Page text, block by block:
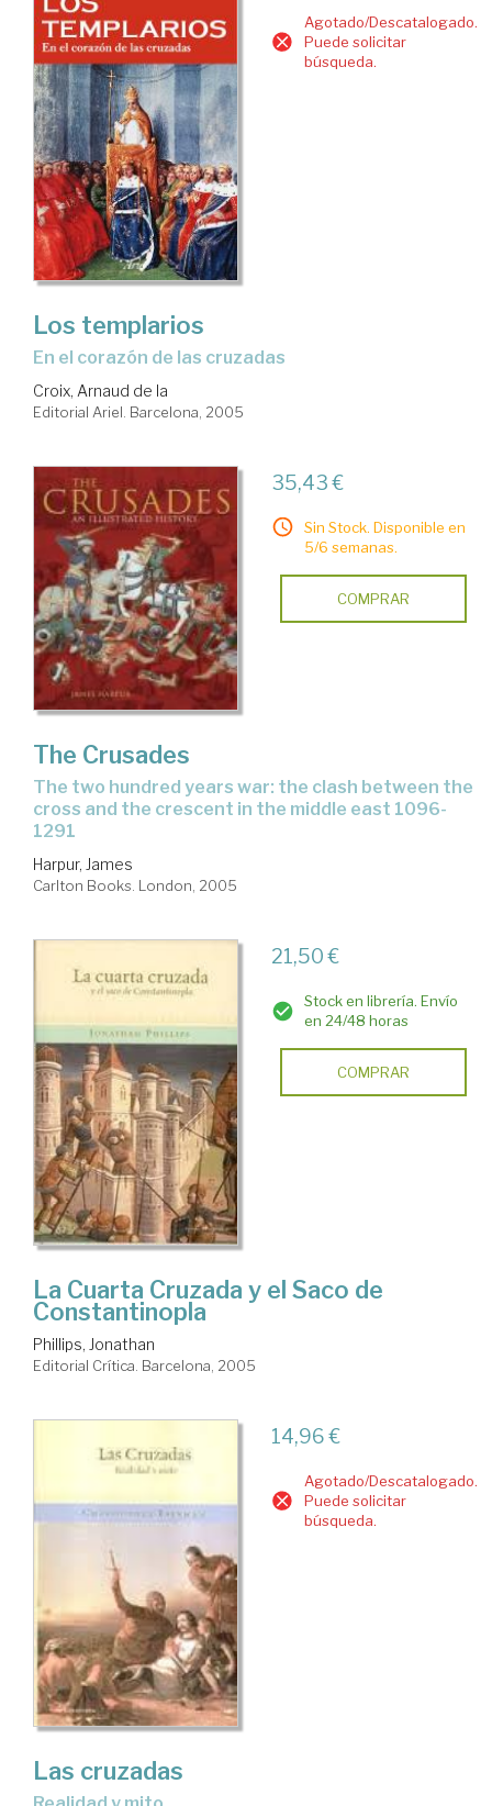
Agotado/Descatalogado.
Puede solicitar
búsqueda.
Los templarios
en el corazón de las cruzadas
Croix, Arnaud de la
Editorial Ariel. Barcelona, 2005
35,43 €
Sin Stock. Disponible en
5/6 semanas.
COMPRAR
The Crusades
the two hundred years war: the clash between the
cross and the crescent in the middle east 1096-
1291
Harpur, James
Carlton Books. London, 2005
21,50 €
Stock en librería. Envío
en 24/48 horas
COMPRAR
La Cuarta Cruzada y el Saco de
Constantinopla
Phillips, Jonathan
Editorial Crítica. Barcelona, 2005
14,96 €
Agotado/Descatalogado.
Puede solicitar
búsqueda.
Las cruzadas